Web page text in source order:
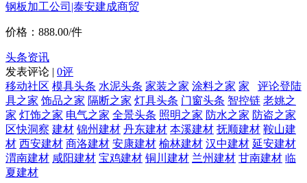
钢板加工公司|泰安建成商贸
价格：888.00/件
头条资讯
发表评论 | 0评
评论登陆
移动社区 模具头条 水泥头条 家装之家 涂料之家 家
具之家 饰品之家 隔断之家 灯具头条 门窗头条 智控链 老姚之
家 灯饰之家 电气之家 全景头条 照明之家 防水之家 防盗之家
区快洞察 建材 锦州建材 丹东建材 本溪建材 抚顺建材 鞍山建
材 西安建材 商洛建材 安康建材 榆林建材 汉中建材 延安建材
渭南建材 咸阳建材 宝鸡建材 铜川建材 兰州建材 甘南建材 临
夏建材